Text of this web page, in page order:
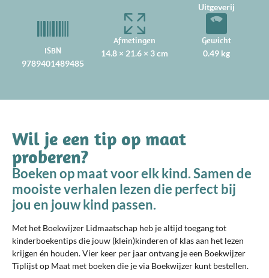
Uitgeverij
ISBN
9789401489485
Afmetingen
14.8 × 21.6 × 3 cm
Gewicht
0.49 kg
Wil je een tip op maat
proberen?
Boeken op maat voor elk kind. Samen de
mooiste verhalen lezen die perfect bij
jou en jouw kind passen.
Met het Boekwijzer Lidmaatschap heb je altijd toegang tot
kinderboekentips die jouw (klein)kinderen of klas aan het lezen
krijgen én houden. Vier keer per jaar ontvang je een Boekwijzer
Tiplijst op Maat met boeken die je via Boekwijzer kunt bestellen.